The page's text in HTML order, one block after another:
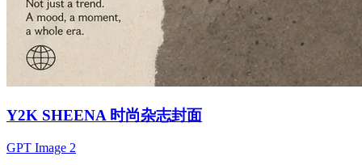
Y2K SHEENA 时尚杂志封面
GPT Image 2